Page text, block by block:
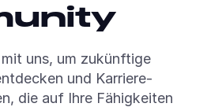
uns, um zukünftige
und Karriere-
die auf Ihre Fähigkeiten